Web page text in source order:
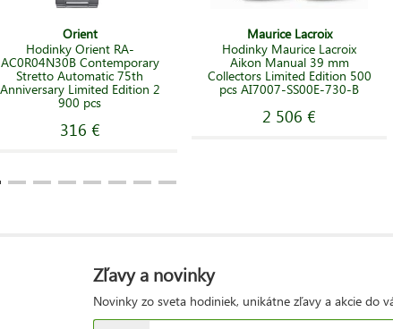
Orient
Hodinky Orient RA-
AC0R04N30B Contemporary
Stretto Automatic 75th
Anniversary Limited Edition 2
900 pcs
316 €
Maurice Lacroix
Hodinky Maurice Lacroix
Aikon Manual 39 mm
Collectors Limited Edition 500
pcs AI7007-SS00E-730-B
2 506 €
Zľavy a novinky
Novinky zo sveta hodiniek, unikátne zľavy a akcie do